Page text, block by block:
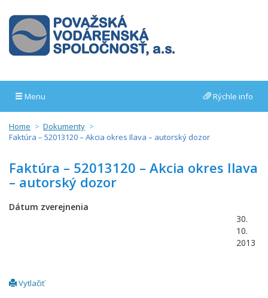
Menu Rýchle info
Home
Dokumenty
Faktúra – 52013120 – Akcia okres Ilava – autorský dozor
Faktúra – 52013120 – Akcia okres Ilava
– autorský dozor
Dátum zverejnenia
30.
10.
2013
Vytlačiť